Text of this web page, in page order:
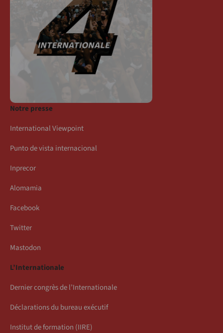
Notre presse
International Viewpoint
Punto de vista internacional
Inprecor
Alomamia
Facebook
Twitter
Mastodon
L’Internationale
Dernier congrès de l’Internationale
Déclarations du bureau exécutif
Institut de formation (IIRE)